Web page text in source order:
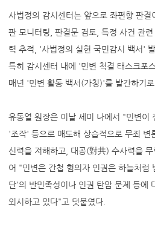
사법정의 감시센터는 앞으로 좌편향 판결
판 모니터링, 판결문 검토, 특정 사건 관련
력 추적, '사법정의 실현 국민감시 백서'
특히 감시센터 내에 '민변 척결 태스크포
매년 '민변 활동 백서(가칭)'를 발간하기로
유동열 원장은 이날 세미 나에서 "민변이
'조작' 등으로 매도해 상습적으로 무죄 변
신력을 저해하고, 대공(對共) 수사력을
어 "민변은 간첩 혐의자 인권은 하늘처럼
단'의 반민족성이나 인권 탄압 문제 등에
외시하고 있다"고 덧붙였다.